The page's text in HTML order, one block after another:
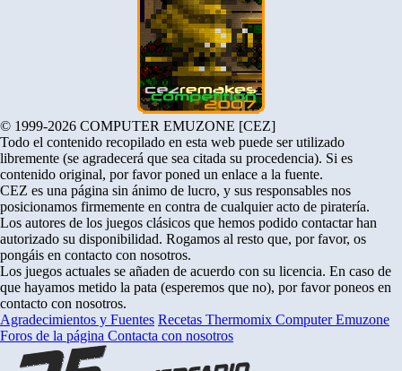
© 1999-2026 COMPUTER EMUZONE [CEZ]
Todo el contenido recopilado en esta web puede ser utilizado
libremente (se agradecerá que sea citada su procedencia). Si es
contenido original, por favor poned un enlace a la fuente.
CEZ es una página sin ánimo de lucro, y sus responsables nos
posicionamos firmemente en contra de cualquier acto de piratería.
Los autores de los juegos clásicos que hemos podido contactar han
autorizado su disponibilidad. Rogamos al resto que, por favor, os
pongáis en contacto con nosotros.
Los juegos actuales se añaden de acuerdo con su licencia. En caso de
que hayamos metido la pata (esperemos que no), por favor poneos en
contacto con nosotros.
Agradecimientos y Fuentes Recetas Thermomix Computer Emuzone
Foros de la página Contacta con nosotros